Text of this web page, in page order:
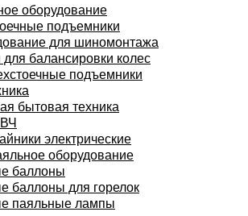
оборудование
подъемники
для шиномонтажа
для балансировки колес
подъемники
бытовая техника
электрические
оборудование
баллоны
баллоны для горелок
паяльные лампы